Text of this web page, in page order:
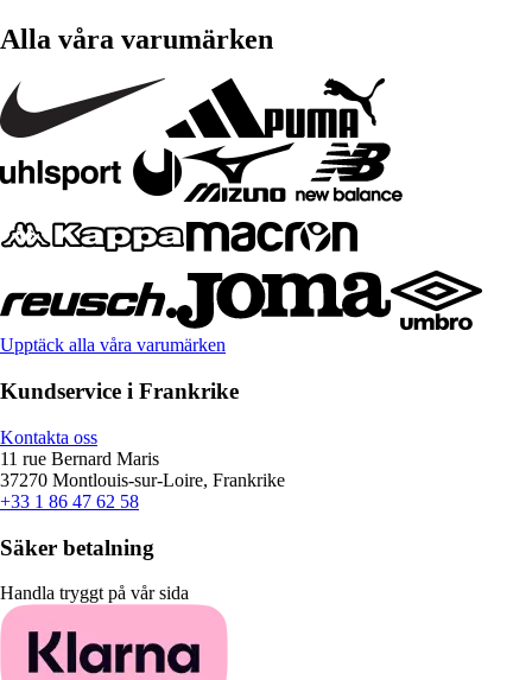
Alla våra varumärken
Upptäck alla våra varumärken
Kundservice i Frankrike
Kontakta oss
11 rue Bernard Maris
37270 Montlouis-sur-Loire, Frankrike
+33 1 86 47 62 58
Säker betalning
Handla tryggt på vår sida